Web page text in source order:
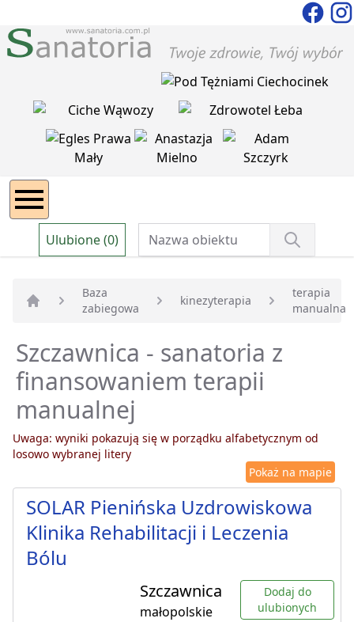
Ulubione (0)
Strona główna
Baza
zabiegowa
kinezyterapia
terapia
manualna
Szczawnica - sanatoria z
finansowaniem terapii
manualnej
Uwaga: wyniki pokazują się w porządku alfabetycznym od
losowo wybranej litery
Pokaż na mapie
SOLAR Pienińska Uzdrowiskowa
Klinika Rehabilitacji i Leczenia
Bólu
Szczawnica
małopolskie
Dodaj do
ulubionych